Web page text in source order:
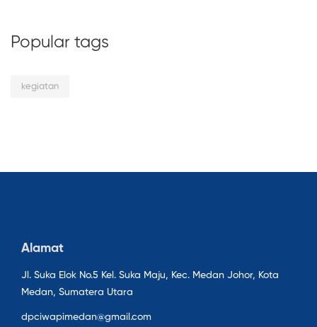
Popular tags
kegiatan
Alamat
Jl. Suka Elok No.5 Kel. Suka Maju, Kec. Medan Johor, Kota
Medan, Sumatera Utara
dpciwapimedan@gmail.com